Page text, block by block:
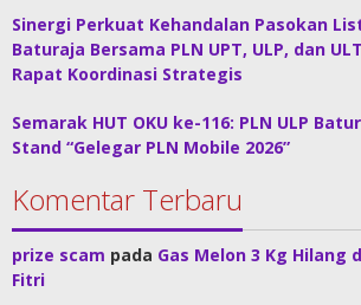
Sinergi Perkuat Kehandalan Pasokan
Baturaja Bersama PLN UPT, ULP, dan
Rapat Koordinasi Strategis
Semarak HUT OKU ke-116: PLN ULP
Stand “Gelegar PLN Mobile 2026”
Komentar Terbaru
prize scam pada Gas Melon 3 Kg Hilang
Fitri